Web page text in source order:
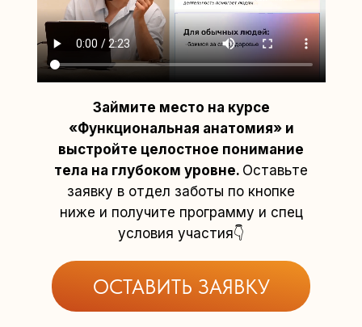
Займите место на курсе
«Функциональная анатомия» и
выстройте целостное понимание
тела на глубоком уровне. Оставьте
заявку в отдел заботы по кнопке
ниже и получите программу и спец
условия участия👇
ОСТАВИТЬ ЗАЯВКУ